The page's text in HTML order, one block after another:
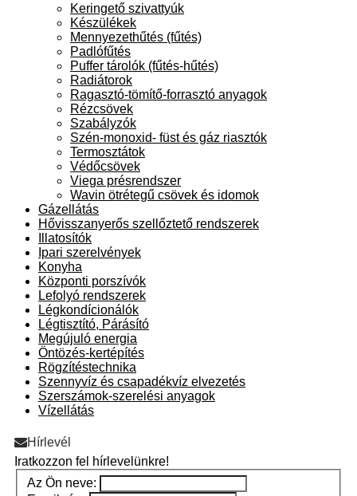
Keringető szivattyúk
Készülékek
Mennyezethűtés (fűtés)
Padlófűtés
Puffer tárolók (fűtés-hűtés)
Radiátorok
Ragasztó-tömítő-forrasztó anyagok
Rézcsövek
Szabályzók
Szén-monoxid- füst és gáz riasztók
Termosztátok
Védőcsövek
Viega présrendszer
Wavin ötrétegű csövek és idomok
Gázellátás
Hővisszanyerős szellőztető rendszerek
Illatosítók
Ipari szerelvények
Konyha
Központi porszívók
Lefolyó rendszerek
Légkondícionálók
Légtisztító, Párásító
Megújuló energia
Öntözés-kertépítés
Rögzítéstechnika
Szennyvíz és csapadékvíz elvezetés
Szerszámok-szerelési anyagok
Vízellátás
Hírlevél
Iratkozzon fel hírlevelünkre!
Az Ön neve: